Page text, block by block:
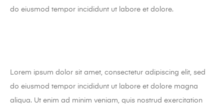
do eiusmod tempor incididunt ut labore et dolore.
Lorem ipsum dolor sit amet, consectetur adipiscing elit, sed
do eiusmod tempor incididunt ut labore et dolore magna
aliqua. Ut enim ad minim veniam, quis nostrud exercitation